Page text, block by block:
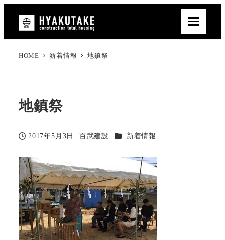
HOME 新着情報 地鎮祭
地鎮祭
投稿日
2017年5月3日
著
百武建設 カテゴリー
新着情報